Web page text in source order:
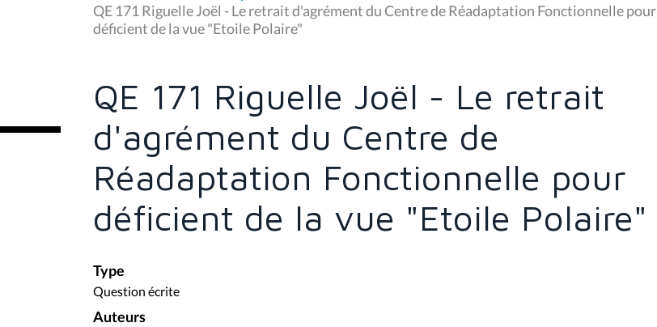
u
ê
c
:
QE 171 Riguelle Joël - Le retrait d'agrément du Centre de Réadaptation Fonctionnelle pour
déficient de la vue "Etoile Polaire"
QE 171 Riguelle Joël - Le retrait
d'agrément du Centre de
Réadaptation Fonctionnelle pour
déficient de la vue "Etoile Polaire"
Type
Question écrite
Auteurs